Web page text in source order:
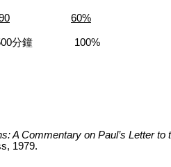
60%
分鐘 100%
A Commentary on Paul’s Letter to
1979.